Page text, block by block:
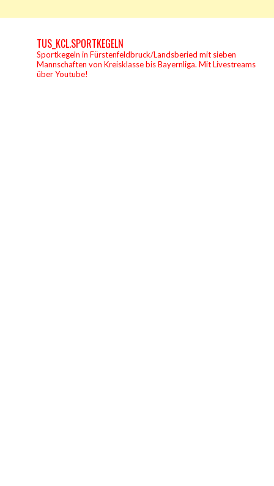
TUS_KCL.SPORTKEGELN
Sportkegeln in Fürstenfeldbruck/Landsberied mit sieben
Mannschaften von Kreisklasse bis Bayernliga. Mit Livestreams
über Youtube!